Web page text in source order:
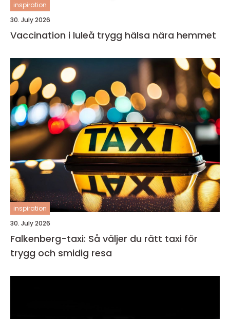
inspiration
30. July 2026
Vaccination i luleå trygg hälsa nära hemmet
inspiration
30. July 2026
Falkenberg-taxi: Så väljer du rätt taxi för
trygg och smidig resa